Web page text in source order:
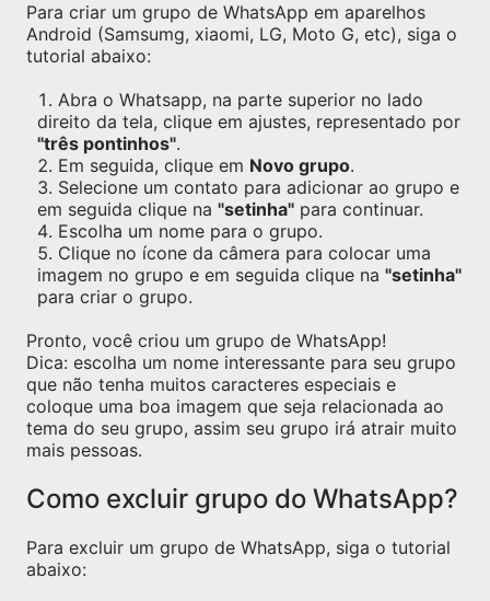
Para criar um grupo de WhatsApp em aparelhos
Android (Samsumg, xiaomi, LG, Moto G, etc), siga o
tutorial abaixo:
Abra o Whatsapp, na parte superior no lado
direito da tela, clique em ajustes, representado por
"três pontinhos".
Em seguida, clique em Novo grupo.
Selecione um contato para adicionar ao grupo e
em seguida clique na "setinha" para continuar.
Escolha um nome para o grupo.
Clique no ícone da câmera para colocar uma
imagem no grupo e em seguida clique na "setinha"
para criar o grupo.
Pronto, você criou um grupo de WhatsApp!
Dica: escolha um nome interessante para seu grupo
que não tenha muitos caracteres especiais e
coloque uma boa imagem que seja relacionada ao
tema do seu grupo, assim seu grupo irá atrair muito
mais pessoas.
Como excluir grupo do WhatsApp?
Para excluir um grupo de WhatsApp, siga o tutorial
abaixo: